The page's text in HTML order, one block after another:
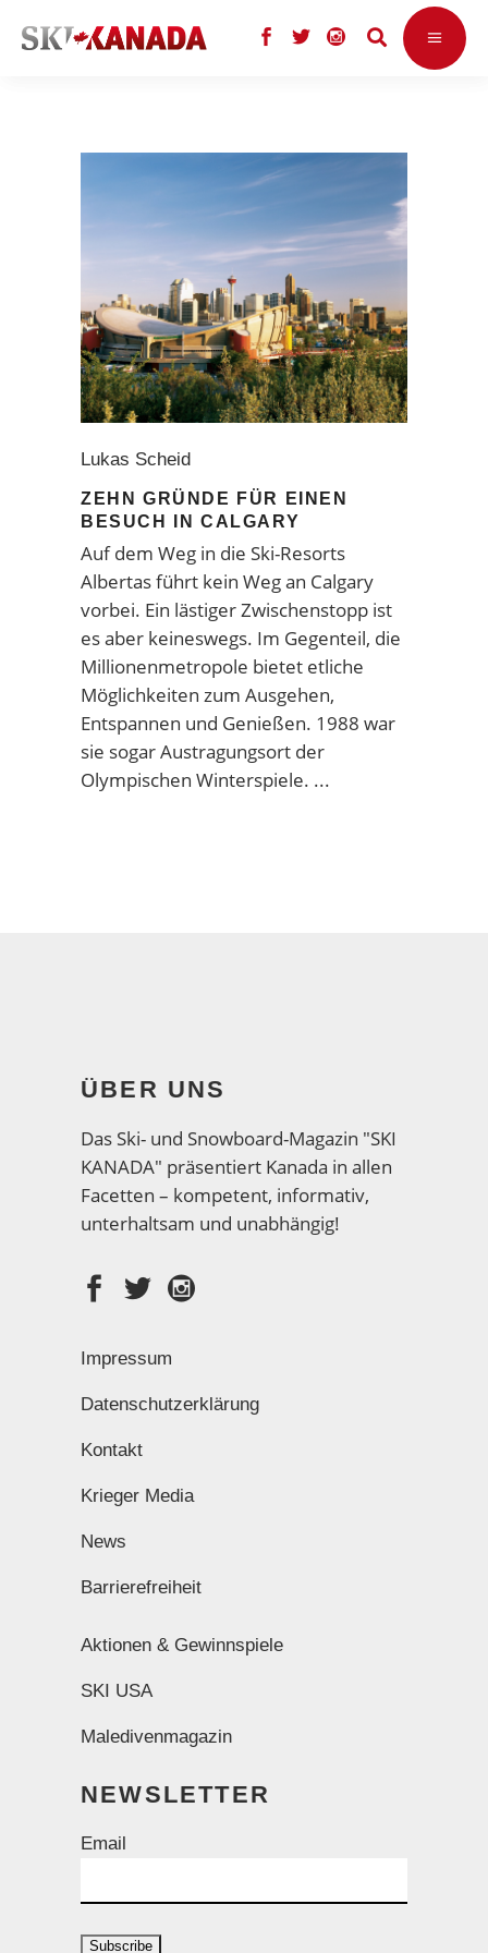
Lukas Scheid
ZEHN GRÜNDE FÜR EINEN
BESUCH IN CALGARY
Auf dem Weg in die Ski-Resorts
Albertas führt kein Weg an Calgary
vorbei. Ein lästiger Zwischenstopp ist
es aber keineswegs. Im Gegenteil, die
Millionenmetropole bietet etliche
Möglichkeiten zum Ausgehen,
Entspannen und Genießen. 1988 war
sie sogar Austragungsort der
Olympischen Winterspiele.
ÜBER UNS
Das Ski- und Snowboard-Magazin "SKI
KANADA" präsentiert Kanada in allen
Facetten – kompetent, informativ,
unterhaltsam und unabhängig!
Impressum
Datenschutzerklärung
Kontakt
Krieger Media
News
Barrierefreiheit
Aktionen & Gewinnspiele
SKI USA
Maledivenmagazin
NEWSLETTER
Email